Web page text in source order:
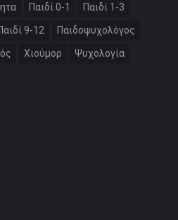
Παιδί 0-1 Παιδί 1-3
9-12 Παιδοψυχολόγος
Χιούμορ Ψυχολογία